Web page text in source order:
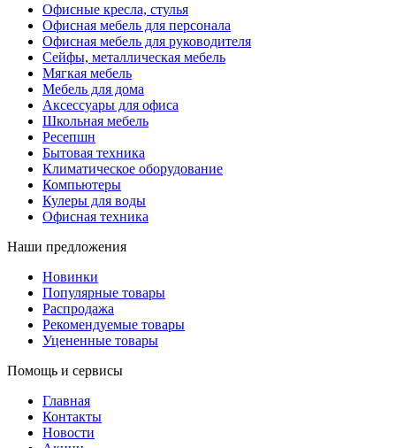
Офисные кресла, стулья
Офисная мебель для персонала
Офисная мебель для руководителя
Сейфы, металлическая мебель
Мягкая мебель
Мебель для дома
Аксессуары для офиса
Школьная мебель
Ресепшн
Бытовая техника
Климатическое оборудование
Компьютеры
Кулеры для воды
Офисная техника
Наши предложения
Новинки
Популярные товары
Распродажа
Рекомендуемые товары
Уцененные товары
Помощь и сервисы
Главная
Контакты
Новости